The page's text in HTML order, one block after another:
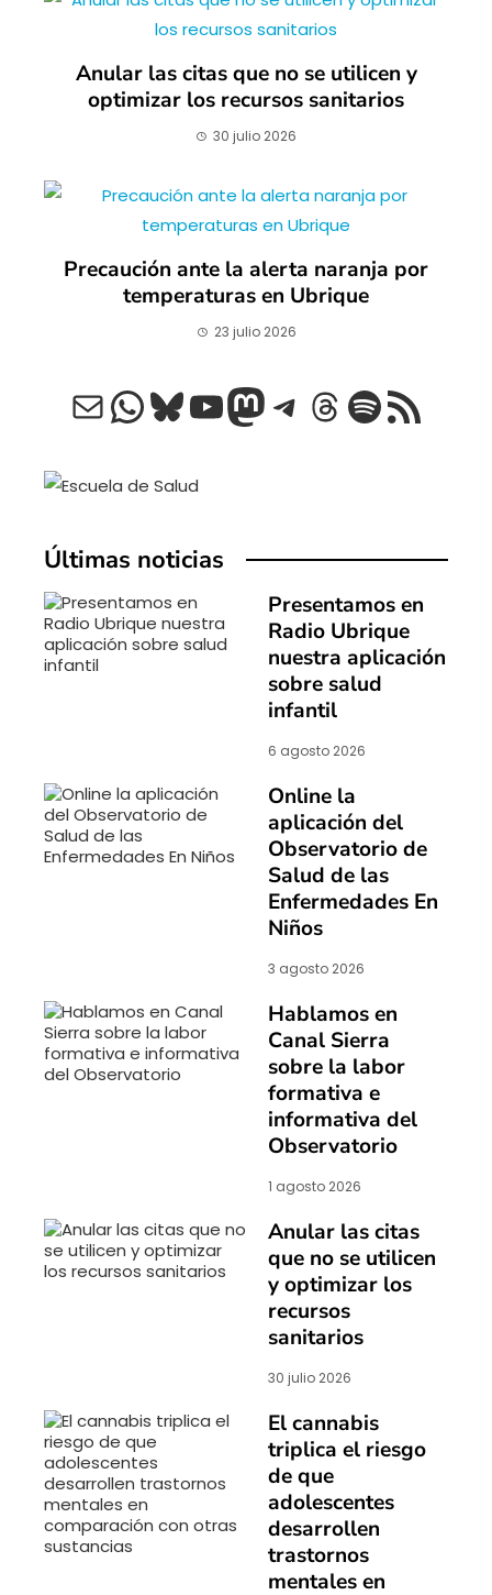
Anular las citas que no se utilicen y
optimizar los recursos sanitarios
30 julio 2026
Precaución ante la alerta naranja por
temperaturas en Ubrique
23 julio 2026
Correo electrónico
WhatsApp
Bluesky
YouTube
Mastodon
Telegram
Threads
Spotify
Feed RSS
Últimas noticias
Presentamos en
Radio Ubrique
nuestra aplicación
sobre salud
infantil
6 agosto 2026
Online la
aplicación del
Observatorio de
Salud de las
Enfermedades En
Niños
3 agosto 2026
Hablamos en
Canal Sierra
sobre la labor
formativa e
informativa del
Observatorio
1 agosto 2026
Anular las citas
que no se utilicen
y optimizar los
recursos
sanitarios
30 julio 2026
El cannabis
triplica el riesgo
de que
adolescentes
desarrollen
trastornos
mentales en